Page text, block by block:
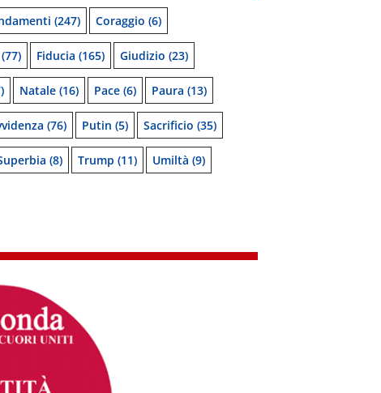
(247) Coraggio (6)
(77) Fiducia (165) Giudizio (23)
Natale (16) Pace (6) Paura (13)
(76) Putin (5) Sacrificio (35)
(8) Trump (11) Umiltà (9)